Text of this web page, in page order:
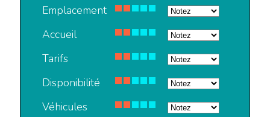
Emplacement
Accueil
Tarifs
Disponibilité
Véhicules